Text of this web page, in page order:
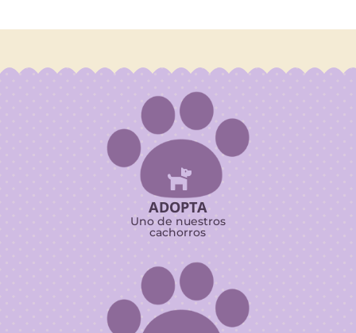

ADOPTA
Uno de nuestros
cachorros